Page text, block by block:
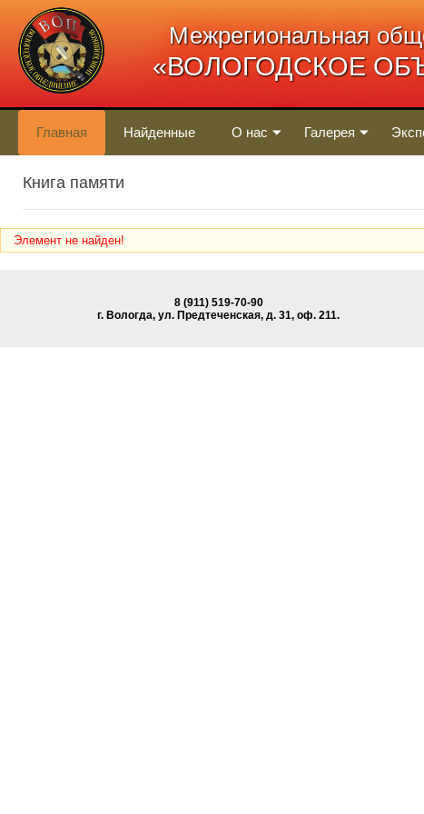
Межрегиональная
«ВОЛОГОДСКОЕ
Главная Найденные О нас Галерея
Книга памяти
Элемент не найден!
8 (911) 519-70-90
г. Вологда, ул. Предтеченская, д. 31, oф. 211.